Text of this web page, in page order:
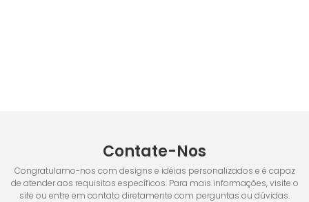
Contate-Nos
Congratulamo-nos com designs e idéias personalizados e é capaz
de atender aos requisitos específicos. Para mais informações, visite o
site ou entre em contato diretamente com perguntas ou dúvidas.